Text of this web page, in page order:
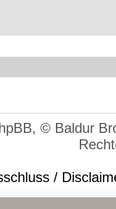
© Baldur
/